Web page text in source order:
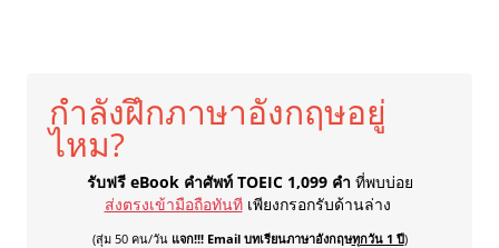
กำลังฝึกภาษาอังกฤษอยู่
ไหม?
รับฟรี eBook คำศัพท์ TOEIC 1,099 คำ ที่พบบ่อย
ส่งตรงเข้ามือถือทันที เพียงกรอกรับด้านล่าง
(สุ่ม 50 คน/วัน แจก!!! Email บทเรียนภาษาอังกฤษทุกวัน 1 ปี)